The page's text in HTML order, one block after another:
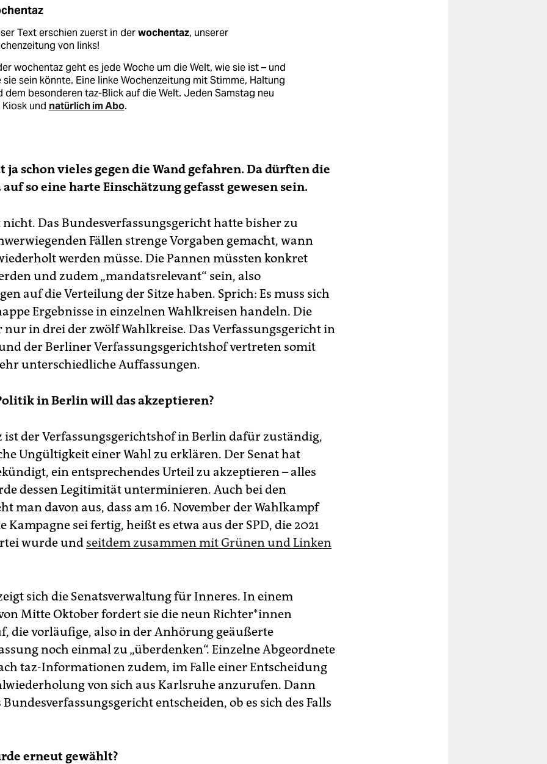
Text erschien zuerst in derwochentaz, unserer
von links!
wochentaz geht es jede Woche um die Welt, wie sie ist – und
sie sein könnte. Eine linke Wochenzeitung mit Stimme, Haltung
dem besonderen taz-Blick auf die Welt. Jeden Samstag neu
Kiosk und natürlich im Abo.
ja schon vieles gegen die Wand gefahren. Da dürften die
so eine harte Einschätzung gefasst gewesen sein.
Das Bundesverfassungsgericht hatte bisher zu
Fällen strenge Vorgaben gemacht, wann
werden müsse. Die Pannen müssten konkret
und zudem „mandatsrelevant“ sein, also
auf die Verteilung der Sitze haben. Sprich: Es muss sich
Ergebnisse in einzelnen Wahlkreisen handeln. Die
nur in drei der zwölf Wahlkreise. Das Verfassungsgericht in
der Berliner Verfassungsgerichtshof vertreten somit
unterschiedliche Auffassungen.
in Berlin will das akzeptieren?
ist der Verfassungsgerichtshof in Berlin dafür zuständig,
Ungültigkeit einer Wahl zu erklären. Der Senat hat
ein entsprechendes Urteil zu akzeptieren – alles
dessen Legitimität unterminieren. Auch bei den
man davon aus, dass am 16. November der Wahlkampf
Kampagne sei fertig, heißt es etwa aus der SPD, die 2021
wurde und seitdem zusammen mit Grünen und Linken
sich die Senatsverwaltung für Inneres. In einem
Mitte Oktober fordert sie die neun Rich­te­r*in­nen
die vorläufige, also in der Anhörung geäußerte
noch einmal zu „überdenken“. Einzelne Abgeordnete
taz-Informationen zudem, im Falle einer Entscheidung
von sich aus Karlsruhe anzurufen. Dann
Bundesverfassungsgericht entscheiden, ob es sich des Falls
erneut gewählt?